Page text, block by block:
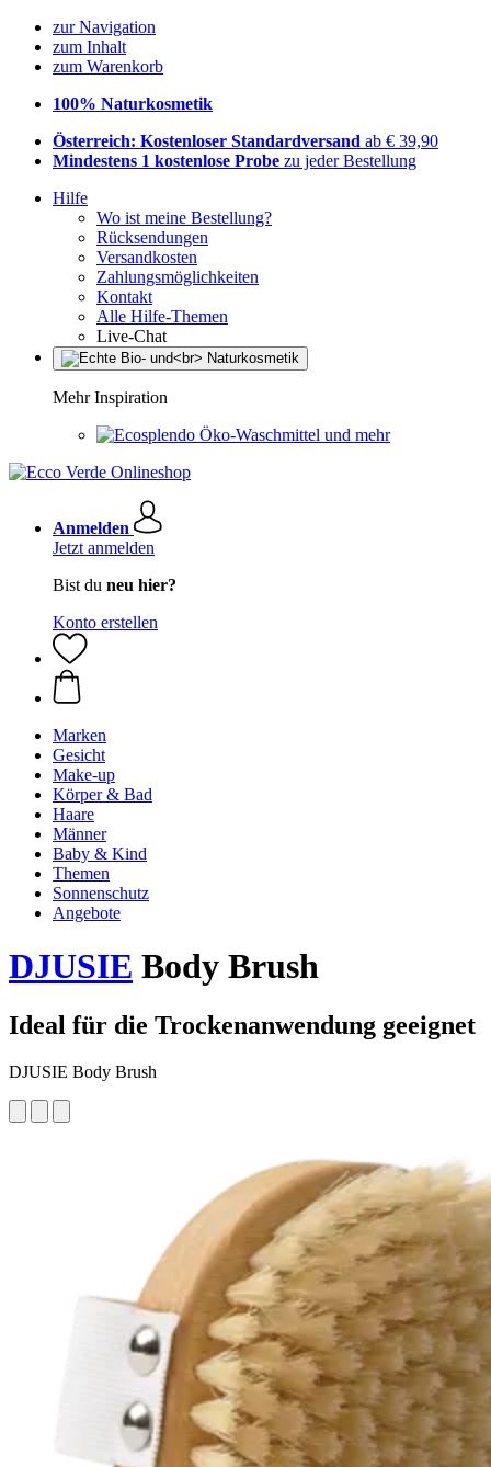
zur Navigation
zum Inhalt
zum Warenkorb
100% Naturkosmetik
Österreich: Kostenloser Standardversand ab € 39,90
Mindestens 1 kostenlose Probe zu jeder Bestellung
Hilfe
Wo ist meine Bestellung?
Rücksendungen
Versandkosten
Zahlungsmöglichkeiten
Kontakt
Alle Hilfe-Themen
Live-Chat
Mehr Inspiration
Öko-Waschmittel und mehr
Anmelden
Jetzt anmelden
Bist du neu hier?
Konto erstellen
Marken
Gesicht
Make-up
Körper & Bad
Haare
Männer
Baby & Kind
Themen
Sonnenschutz
Angebote
DJUSIE Body Brush
Ideal für die Trockenanwendung geeignet
DJUSIE Body Brush